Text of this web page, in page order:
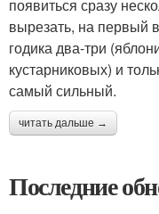
появиться сразу
вырезать, на первый
годика два-три
кустарниковых) и
самый сильный.
читать дальше →
Последние